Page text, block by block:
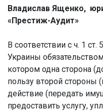
Владислав Ященко,
«Престиж-Аудит»
В соответствии с ч. 1
Украины
котором одна сторона
пользу второй стороны
действие (передать
предоставить услугу,